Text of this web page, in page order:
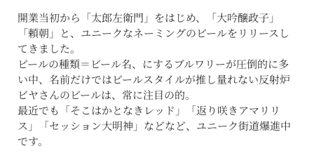
開業当初から「太郎左衛門」をはじめ、「大吟醸政子」
「頼朝」と、ユニークなネーミングのビールをリリースし
てきました。
ビールの種類＝ビール名、にするブルワリーが圧倒的に多
い中、名前だけではビールスタイルが推し量れない反射炉
ビヤさんのビールは、常に注目の的。
最近でも「そこはかとなきレッド」「返り咲きアマリリ
ス」「セッション大明神」などなど、ユニーク街道爆進中
です。